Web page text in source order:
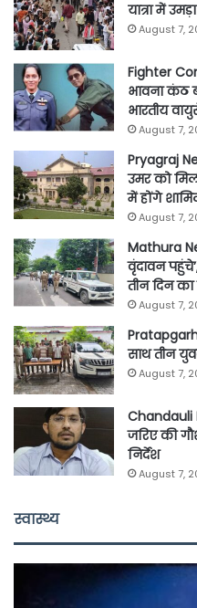
यात्रा में
August 7,
Fighter
भावना कंठ
भारतीय
August 7,
Pryagraj
उमर को
में होंगे
August 7,
Mathura
वृंदावन
तीन दिन का
August 7,
साथ तीन
August 7,
Chandauli
जरिए की
निर्देश
August 7,
स्वास्थ्य